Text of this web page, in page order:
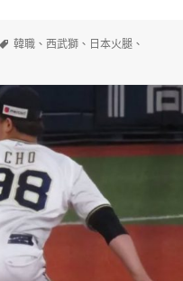
標
韓職 、西武獅 、 日本火腿 、